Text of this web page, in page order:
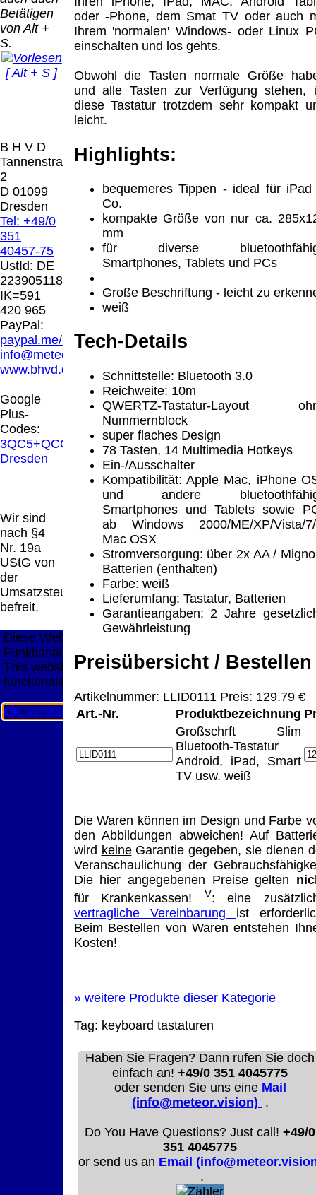
Betätigen
von Alt +
S.
[ Alt + S ]
B H V D
Tannenstrasse
2
D 01099
Dresden
Tel: +49/0
351
40457-75
UstId: DE
223905118
IK=591
420 965
PayPal:
paypal.me/blindenhilfsmittel
info@meteor.vision
www.bhvd.de
Google
Plus-
Codes:
3QC5+QCG
Dresden
Wir sind
nach §4
Nr. 19a
UStG von
der
Umsatzsteuer
befreit.
oder -Phone, dem Smat TV oder auch
Ihrem 'normalen' Windows- oder Linux
einschalten und los gehts.
Obwohl die Tasten normale Größe
und alle Tasten zur Verfügung stehen,
diese Tastatur trotzdem sehr kompakt
leicht.
Highlights:
bequemeres Tippen - ideal für
Co.
kompakte Größe von nur ca.
mm
für diverse
Smartphones, Tablets und PCs
Große Beschriftung - leicht zu
weiß
Tech-Details
Schnittstelle: Bluetooth 3.0
Reichweite: 10m
QWERTZ-Tastatur-Layout
Nummernblock
super flaches Design
78 Tasten, 14 Multimedia Hotkeys
Ein-/Ausschalter
Kompatibilität: Apple Mac, iPhone
und andere
Smartphones und Tablets sowie
ab Windows 2000/ME/XP/Vista/
Mac OSX
Stromversorgung: über 2x AA /
Batterien (enthalten)
Farbe: weiß
Lieferumfang: Tastatur, Batterien
Garantieangaben: 2 Jahre
Gewährleistung
Preisübersicht / Bestellen
Artikelnummer: LLID0111 Preis: 129.79 €
Art.-Nr.
Produktbezeichnung
Großschrft Slim
Bluetooth-Tastatur
Android, iPad, Smart
TV usw. weiß
Die Waren können im Design und Farbe
den Abbildungen abweichen! Auf
wird keineGarantie gegeben, sie dienen
Veranschaulichung der
Die hier angegebenen Preise gelten
für Krankenkassen!
V: eine
vertragliche Vereinbarung ist
Beim Bestellen von Waren entstehen
Kosten!
»weitere Produkte dieser Kategorie
Tag: keyboard tastaturen
Haben Sie Fragen? Dann rufen Sie doch
einfach an!+49/0 351 4045775
oder senden Sie uns eine Mail
(info@meteor.vision) .
Do You Have Questions? Just call!+49/0
351 4045775
or send us an Email
.
Der Versand erfolgt
als versichertes
Paket.
Selbstabholung
vom Büro oder
von
Ausstellungen:
Versandart
erhalten Sie per
Email z.B. einen
und die
Rechnung /
Lieferschein. Sie
Datenträger
Die in diesem Dokument genannten
Warenzeichen sind Eigentum der jeweiligen
Firmen. Preisänderungen, Irrtümer und
technische Änderungen vorbehalten.
letzte Änderung: 10. März 2026 Blinden
Hilfsmittel Vertrieb Dresden,
Mit einem Urteil vom 12.05.1998 - 312 O
85/98 - Haftung für Links hat das Landgericht
Hamburg entschieden, dass man durch die
Anbringung eines Links, die Inhalte der
gelinkten Seite ggf. mit zu verantworten hat.
Dieses kann nur dadurch verhindert werden,
dass man sich ausdrücklich von diesen
Inhalten distanziert. Hiermit distanzieren wir
uns ausdrücklich von allen Inhalten, aller
gelinkten Seiten auf unserer Homepage und
machen uns diese Inhalte nicht zu eigen.
Diese Erklärung gilt für alle auf unserer
Homepage angebrachten Links.
Die Europäische Kommission stellt eine
Plattform zur Online-Streitbeilegung (OS)
bereit. Die Plattform finden Sie unter
http://ec.europa.eu/consumers/odr/Unsere E-
Mailadresse lautet:info@meteor.vision
Seitenanfang
Impressum AGB Widerruf
Datenschutz
Urheberrechte Kontakt
Katalog (PDF)
Sitemap
2026
große Anzeige Schließen X
Diese Website nutzt Cookies, um bestmögliche
Funktionalität bieten zu können.
This website uses cookies to provide the best possible
functionality.
Ok, verstanden Mehr Infos